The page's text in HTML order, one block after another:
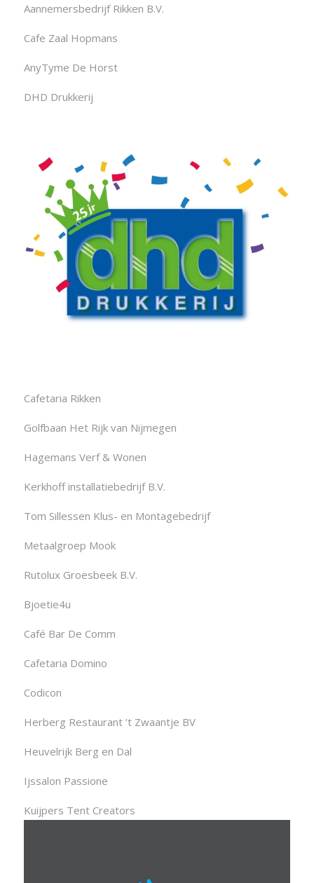
Aannemersbedrijf Rikken B.V.
Cafe Zaal Hopmans
AnyTyme De Horst
DHD Drukkerij
Cafetaria Rikken
Golfbaan Het Rijk van Nijmegen
Hagemans Verf & Wonen
Kerkhoff installatiebedrijf B.V.
Tom Sillessen Klus- en Montagebedrijf
Metaalgroep Mook
Rutolux Groesbeek B.V.
Bjoetie4u
Café Bar De Comm
Cafetaria Domino
Codicon
Herberg Restaurant ’t Zwaantje BV
Heuvelrijk Berg en Dal
Ijssalon Passione
Kuijpers Tent Creators